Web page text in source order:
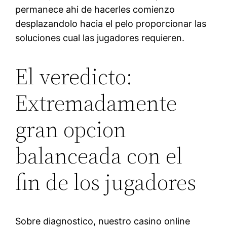
permanece ahi de hacerles comienzo
desplazandolo hacia el pelo proporcionar las
soluciones cual las jugadores requieren.
El veredicto:
Extremadamente
gran opcion
balanceada con el
fin de los jugadores
Sobre diagnostico, nuestro casino online